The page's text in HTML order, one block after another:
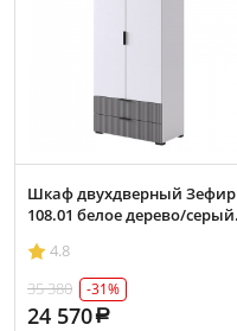
Шкаф двухдверный Зефир
108.01 белое дерево/серый
4.8
35 380
-31%
24 570